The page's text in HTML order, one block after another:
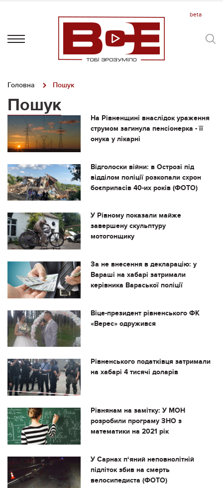
Головна Пошук
Пошук
На Рівненщині внаслідок ураження
струмом загинула пенсіонерка - її
онука у лікарні
Відголоски війни: в Острозі під
відділом поліції розкопали схрон
боєприпасів 40-их років (ФОТО)
У Рівному показали майже
завершену скульптуру
мотогонщику
За не внесення в декларацію: у
Вараші на хабарі затримали
керівника Вараської поліції
Віце-президент рівненського ФК
«Верес» одружився
Рівненського податківця затримали
на хабарі 4 тисячі доларів
Рівнянам на замітку: У МОН
розробили програму ЗНО з
математики на 2021 рік
У Сарнах п‘яний неповнолітній
підліток збив на смерть
велосипедиста (ФОТО)